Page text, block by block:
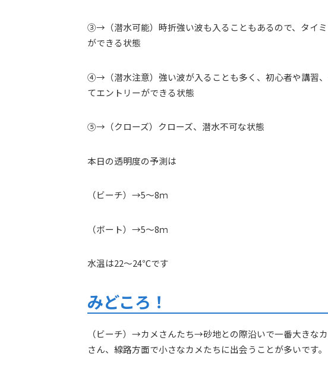
③→（潜水可能）時折強い波も入ることもあるので、タイ
ができる状態
④→（潜水注意）強い波が入ることも多く、初心者や講習
てエントリーができる状態
⑤→（クローズ）クローズ、潜水不可な状態
本日の透明度の予測は
（ビーチ）→5～8ｍ
（ボート）→5～8ｍ
水温は22～24℃です
みどころ！
（ビーチ）→カメさんたち→砂地との際沿いで一番大きな
さん、線路方面で小さなカメたちに出会うことが多いです。